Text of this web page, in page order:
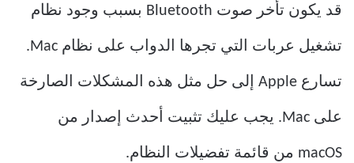
قد يكون تأخر صوت Bluetooth بسبب وجود نظام
تشغيل عربات التي تجرها الدواب على نظام Mac.
تسارع Apple إلى حل مثل هذه المشكلات الصارخة
على Mac. يجب عليك تثبيت أحدث إصدار من
macOS من قائمة تفضيلات النظام.